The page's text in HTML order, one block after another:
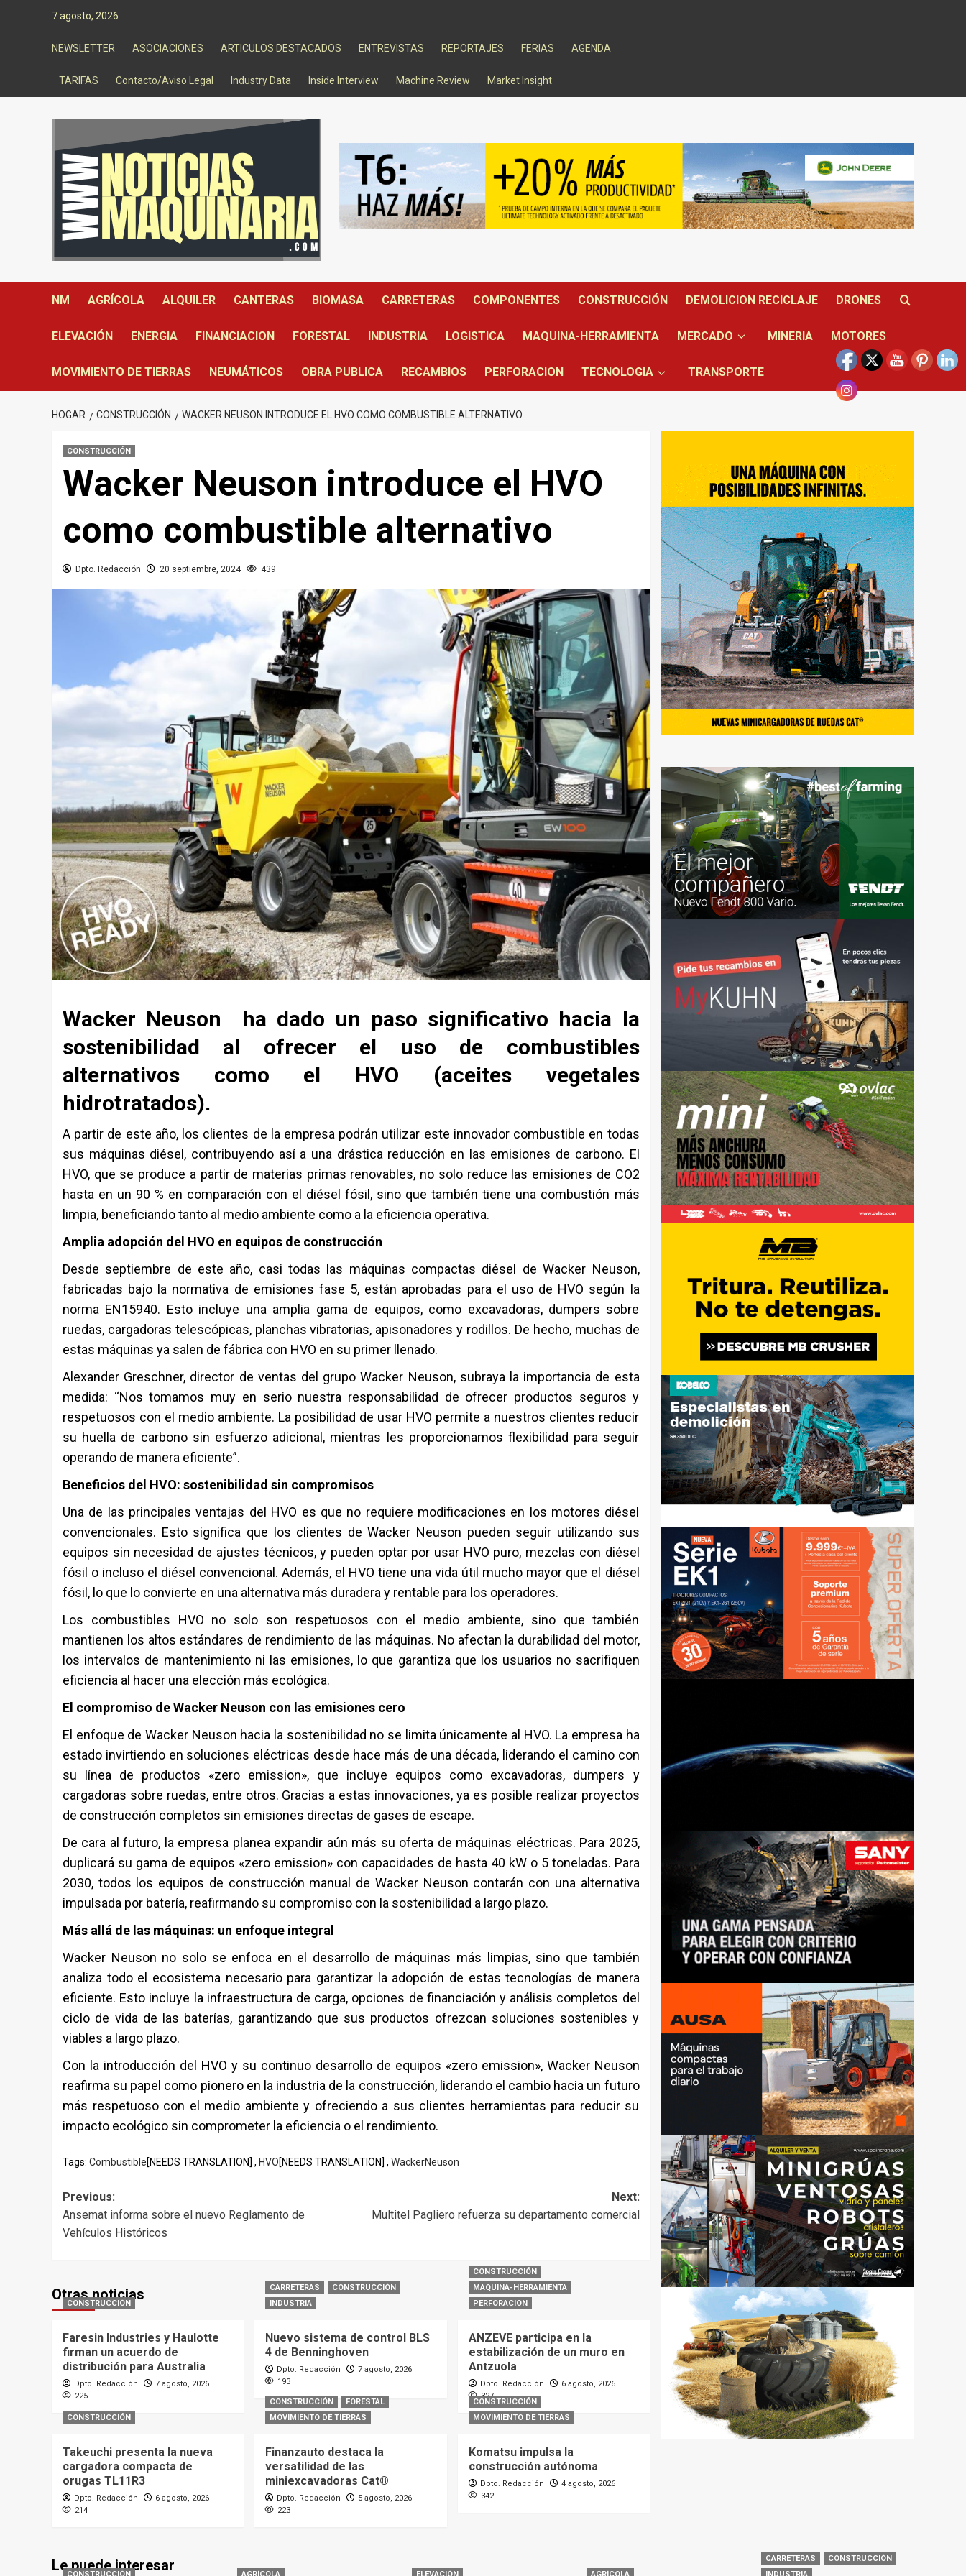
7 agosto, 2026
NEWSLETTER ASOCIACIONES ARTICULOS DESTACADOS ENTREVISTAS REPORTAJES FERIAS AGENDA
TARIFAS Contacto/Aviso Legal Industry Data Inside Interview Machine Review Market Insight
NM AGRÍCOLA ALQUILER CANTERAS BIOMASA CARRETERAS COMPONENTES CONSTRUCCIÓN DEMOLICION RECICLAJE DRONES
ELEVACIÓN ENERGIA FINANCIACION FORESTAL INDUSTRIA LOGISTICA MAQUINA-HERRAMIENTA MERCADO MINERIA MOTORES
MOVIMIENTO DE TIERRAS NEUMÁTICOS OBRA PUBLICA RECAMBIOS PERFORACION TECNOLOGIA TRANSPORTE
HOGAR CONSTRUCCIÓN WACKER NEUSON INTRODUCE EL HVO COMO COMBUSTIBLE ALTERNATIVO
CONSTRUCCIÓN
Wacker Neuson introduce el HVO
como combustible alternativo
Dpto. Redacción 20 septiembre, 2024 439
Wacker Neuson ha dado un paso significativo hacia la
sostenibilidad al ofrecer el uso de combustibles
alternativos como el HVO (aceites vegetales
hidrotratados).
A partir de este año, los clientes de la empresa podrán utilizar este innovador combustible en todas
sus máquinas diésel, contribuyendo así a una drástica reducción en las emisiones de carbono. El
HVO, que se produce a partir de materias primas renovables, no solo reduce las emisiones de CO2
hasta en un 90 % en comparación con el diésel fósil, sino que también tiene una combustión más
limpia, beneficiando tanto al medio ambiente como a la eficiencia operativa.
Amplia adopción del HVO en equipos de construcción
Desde septiembre de este año, casi todas las máquinas compactas diésel de Wacker Neuson,
fabricadas bajo la normativa de emisiones fase 5, están aprobadas para el uso de HVO según la
norma EN15940. Esto incluye una amplia gama de equipos, como excavadoras, dumpers sobre
ruedas, cargadoras telescópicas, planchas vibratorias, apisonadores y rodillos. De hecho, muchas de
estas máquinas ya salen de fábrica con HVO en su primer llenado.
Alexander Greschner, director de ventas del grupo Wacker Neuson, subraya la importancia de esta
medida: “Nos tomamos muy en serio nuestra responsabilidad de ofrecer productos seguros y
respetuosos con el medio ambiente. La posibilidad de usar HVO permite a nuestros clientes reducir
su huella de carbono sin esfuerzo adicional, mientras les proporcionamos flexibilidad para seguir
operando de manera eficiente”.
Beneficios del HVO: sostenibilidad sin compromisos
Una de las principales ventajas del HVO es que no requiere modificaciones en los motores diésel
convencionales. Esto significa que los clientes de Wacker Neuson pueden seguir utilizando sus
equipos sin necesidad de ajustes técnicos, y pueden optar por usar HVO puro, mezclas con diésel
fósil o incluso el diésel convencional. Además, el HVO tiene una vida útil mucho mayor que el diésel
fósil, lo que lo convierte en una alternativa más duradera y rentable para los operadores.
Los combustibles HVO no solo son respetuosos con el medio ambiente, sino que también
mantienen los altos estándares de rendimiento de las máquinas. No afectan la durabilidad del motor,
los intervalos de mantenimiento ni las emisiones, lo que garantiza que los usuarios no sacrifiquen
eficiencia al hacer una elección más ecológica.
El compromiso de Wacker Neuson con las emisiones cero
El enfoque de Wacker Neuson hacia la sostenibilidad no se limita únicamente al HVO. La empresa ha
estado invirtiendo en soluciones eléctricas desde hace más de una década, liderando el camino con
su línea de productos «zero emission», que incluye equipos como excavadoras, dumpers y
cargadoras sobre ruedas, entre otros. Gracias a estas innovaciones, ya es posible realizar proyectos
de construcción completos sin emisiones directas de gases de escape.
De cara al futuro, la empresa planea expandir aún más su oferta de máquinas eléctricas. Para 2025,
duplicará su gama de equipos «zero emission» con capacidades de hasta 40 kW o 5 toneladas. Para
2030, todos los equipos de construcción manual de Wacker Neuson contarán con una alternativa
impulsada por batería, reafirmando su compromiso con la sostenibilidad a largo plazo.
Más allá de las máquinas: un enfoque integral
Wacker Neuson no solo se enfoca en el desarrollo de máquinas más limpias, sino que también
analiza todo el ecosistema necesario para garantizar la adopción de estas tecnologías de manera
eficiente. Esto incluye la infraestructura de carga, opciones de financiación y análisis completos del
ciclo de vida de las baterías, garantizando que sus productos ofrezcan soluciones sostenibles y
viables a largo plazo.
Con la introducción del HVO y su continuo desarrollo de equipos «zero emission», Wacker Neuson
reafirma su papel como pionero en la industria de la construcción, liderando el cambio hacia un futuro
más respetuoso con el medio ambiente y ofreciendo a sus clientes herramientas para reducir su
impacto ecológico sin comprometer la eficiencia o el rendimiento.
Tags: Combustible[NEEDS TRANSLATION] , HVO[NEEDS TRANSLATION] , WackerNeuson
Post
navigation
Previous:
Ansemat informa sobre el nuevo Reglamento de
Vehículos Históricos
Next:
Multitel Pagliero refuerza su departamento comercial
Otras noticias
CONSTRUCCIÓN
Faresin Industries y Haulotte
firman un acuerdo de
distribución para Australia
Dpto. Redacción
7 agosto, 2026
225
CARRETERAS
CONSTRUCCIÓN
INDUSTRIA
Nuevo sistema de control BLS
4 de Benninghoven
Dpto. Redacción
7 agosto, 2026
193
CONSTRUCCIÓN
MAQUINA-HERRAMIENTA
PERFORACION
ANZEVE participa en la
estabilización de un muro en
Antzuola
Dpto. Redacción
6 agosto, 2026
327
CONSTRUCCIÓN
Takeuchi presenta la nueva
cargadora compacta de
orugas TL11R3
Dpto. Redacción
6 agosto, 2026
214
CONSTRUCCIÓN
FORESTAL
MOVIMIENTO DE TIERRAS
Finanzauto destaca la
versatilidad de las
miniexcavadoras Cat®
Dpto. Redacción
5 agosto, 2026
223
CONSTRUCCIÓN
MOVIMIENTO DE TIERRAS
Komatsu impulsa la
construcción autónoma
Dpto. Redacción
4 agosto, 2026
342
Le puede interesar CARRETERAS
CONSTRUCCIÓN